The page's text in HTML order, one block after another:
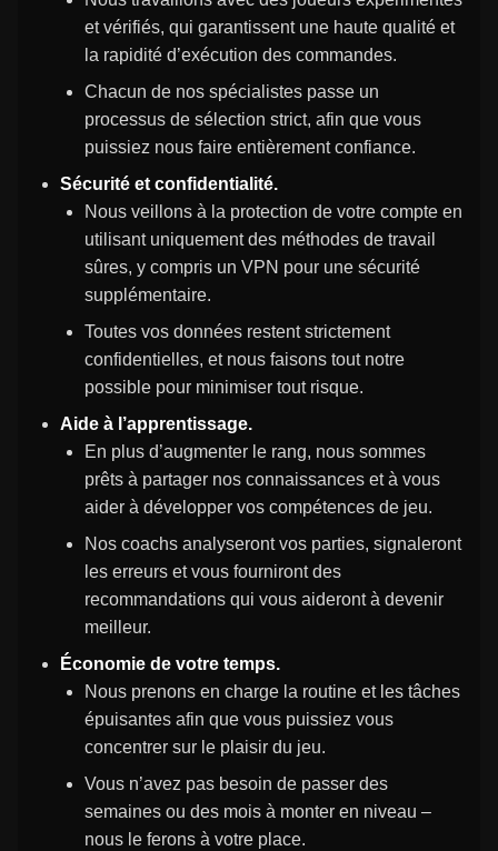
et vérifiés, qui garantissent une haute qualité et
la rapidité d’exécution des commandes.
Chacun de nos spécialistes passe un
processus de sélection strict, afin que vous
puissiez nous faire entièrement confiance.
Sécurité et confidentialité.
Nous veillons à la protection de votre compte en
utilisant uniquement des méthodes de travail
sûres, y compris un VPN pour une sécurité
supplémentaire.
Toutes vos données restent strictement
confidentielles, et nous faisons tout notre
possible pour minimiser tout risque.
Aide à l’apprentissage.
En plus d’augmenter le rang, nous sommes
prêts à partager nos connaissances et à vous
aider à développer vos compétences de jeu.
Nos coachs analyseront vos parties, signaleront
les erreurs et vous fourniront des
recommandations qui vous aideront à devenir
meilleur.
Économie de votre temps.
Nous prenons en charge la routine et les tâches
épuisantes afin que vous puissiez vous
concentrer sur le plaisir du jeu.
Vous n’avez pas besoin de passer des
semaines ou des mois à monter en niveau –
nous le ferons à votre place.